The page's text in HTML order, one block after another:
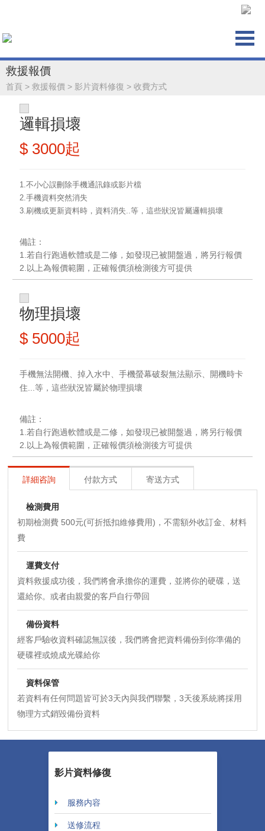
救援報價
首頁 > 救援報價 > 影片資料修復 > 收費方式
邏輯損壞
$ 3000起
1.不小心誤刪除手機通訊錄或影片檔
2.手機資料突然消失
3.刷機或更新資料時，資料消失..等，這些狀況皆屬邏輯損壞
備註：
1. 若自行跑過軟體或是二修，如發現已被開盤過，將另行報價
2. 以上為報價範圍，正確報價須檢測後方可提供
物理損壞
$ 5000起
手機無法開機、掉入水中、手機螢幕破裂無法顯示、開機時卡
住
...等，這些狀況皆屬於物理損壞
備註：
1. 若自行跑過軟體或是二修，如發現已被開盤過，將另行報價
2. 以上為報價範圍，正確報價須檢測後方可提供
詳細咨詢 付款方式 寄送方式
檢測費用
初期檢測費 500元(可折抵扣維修費用)，不需額外收訂金、材料
費
運費支付
資料救援成功後，我們將會承擔你的運費，並將你的硬碟，送
還給你。或者由親愛的客戶自行帶回
備份資料
經客戶驗收資料確認無誤後，我們將會把資料備份到你準備的
硬碟裡或燒成光碟給你
資料保管
若資料有任何問題皆可於3天內與我們聯繫，3天後系統將採用
物理方式銷毀備份資料
影片資料修復
服務内容
送修流程